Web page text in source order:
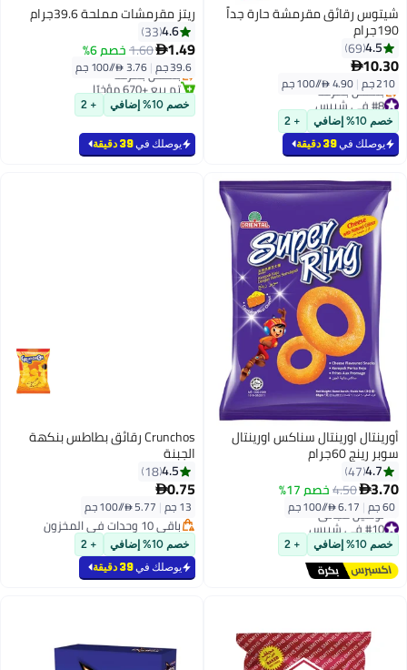
شيتوس رقائق مقرمشة حارة جداً
190جرام
4.5
69
10.30
210 جم |
#8 في شيبس
أقل سعر في 7 يوم
بتخلّص بسرعة
#8 في شيبس
خصم 10% إضافي + 2
يوصلك في39 دقيقة
ريتز مقرمشات مملحة 39.6جرام
4.6
33
1.49
1.60خصم 6%
39.6 جم |
بتخلّص بسرعة
تم بيع +670 مؤخرًا
بتخلّص بسرعة
خصم 10% إضافي + 2
يوصلك في39 دقيقة
أورينتال اورينتال سناكس اورينتال
سوبر رينج 60جرام
4.7
47
3.70
4.50خصم 17%
60 جم |
#10 في شيبس
أقل سعر في 30 يوم
توصيل مجاني
#10 في شيبس
خصم 10% إضافي + 2
Crunchos رقائق بطاطس بنكهة
الجبنة
4.5
18
0.75
13 جم |
باقي 10 وحدات في المخزون
باقي 10 وحدات في المخزون
خصم 10% إضافي + 2
يوصلك في39 دقيقة